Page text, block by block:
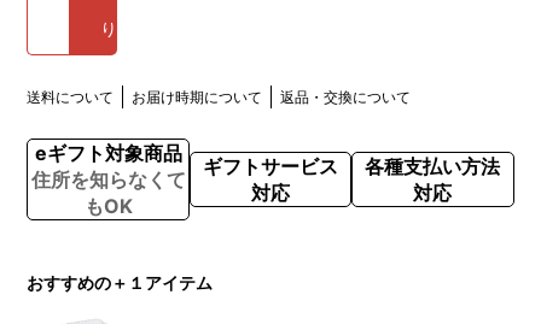
り
送料について お届け時期について 返品・交換について
eギフト対象商品
住所を知らなくて
もOK
ギフトサービス
対応
各種支払い方法
対応
おすすめの＋１アイテム